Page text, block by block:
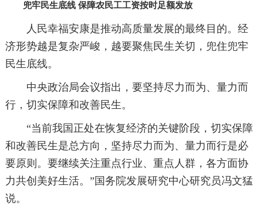
兜牢民生底线 保障农民工工资按时足额发放
人民幸福安康是推动高质量发展的最终目的。经
济形势越是复杂严峻，越要聚焦民生关切，兜住兜牢
民生底线。
中央政治局会议指出，要坚持尽力而为、量力而
行，切实保障和改善民生。
“当前我国正处在恢复经济的关键阶段，切实保障
和改善民生是总方向，坚持尽力而为、量力而行是必
要原则。要继续关注重点行业、重点人群，各方面协
力共创美好生活。”国务院发展研究中心研究员冯文猛
说。